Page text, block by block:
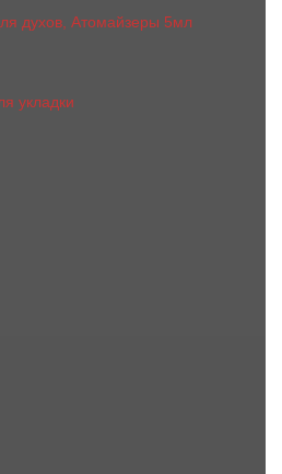
духов, Атомайзеры 5мл
укладки